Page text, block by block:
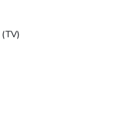
(TV)